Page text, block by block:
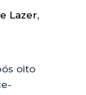
Lazer,
oito